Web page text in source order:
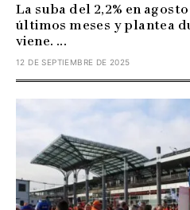
La suba del 2,2% en
últimos meses y plantea
viene. ...
12 DE SEPTIEMBRE DE 2025